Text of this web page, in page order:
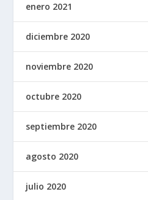
enero 2021
diciembre 2020
noviembre 2020
octubre 2020
septiembre 2020
agosto 2020
julio 2020